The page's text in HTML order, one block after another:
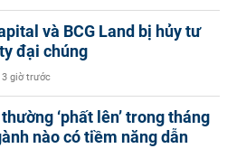
và BCG Land bị hủy tư
đại chúng
3 giờ trước
‘phất lên’ trong tháng
nào có tiềm năng dẫn